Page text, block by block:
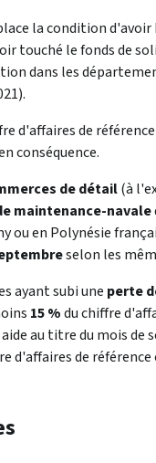
la condition
touché le fonds de
dans les
d'affaires de
conséquence.
de détail(à
maintenance-navale
en Polynésie
selon les
ayant subi une perte
15 %du chiffre
au titre du mois de
d'affaires de référence